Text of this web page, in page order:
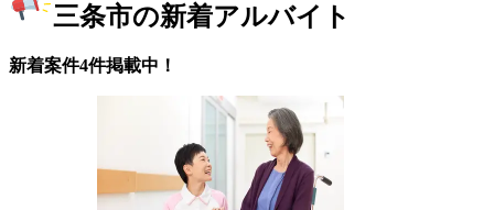
三条市の新着アルバイト
新着案件4件掲載中！